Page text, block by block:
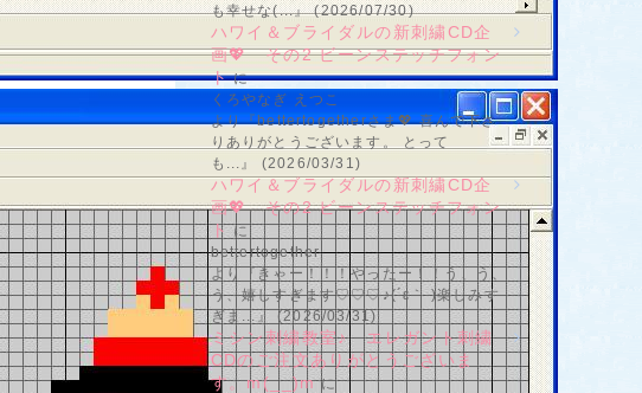
も幸せな(...』 (2026/07/30)
ハワイ＆ブライダルの新刺繍CD企
画💖 その2 ビーンステッチフォン
トに
くろやなぎ えつこ
より『bettertogetherさま💖 喜んで下さ
りありがとうございます。 とって
も...』 (2026/03/31)
ハワイ＆ブライダルの新刺繍CD企
画💖 その2 ビーンステッチフォン
トに
bettertogether
より『きゃー！！！やったー！！う、う、
う、嬉しすぎます♡♡♡♪(´ε｀ )楽しみす
ぎま...』 (2026/03/31)
ミシン刺繍教室♪ エレガント刺繍
CDのご注文ありがとうございま
す。m(__)mに